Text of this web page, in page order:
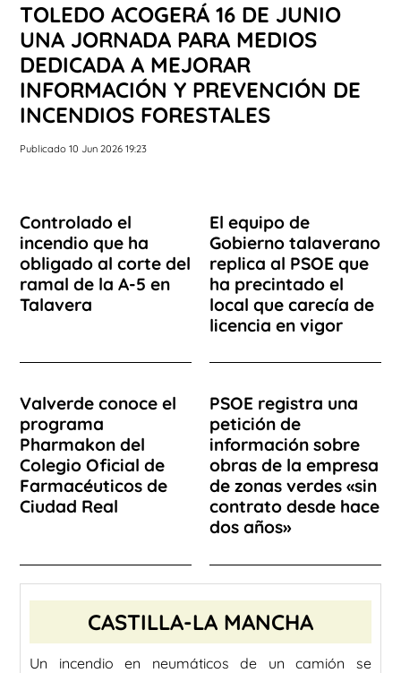
TOLEDO ACOGERÁ 16 DE JUNIO
UNA JORNADA PARA MEDIOS
DEDICADA A MEJORAR
INFORMACIÓN Y PREVENCIÓN DE
INCENDIOS FORESTALES
Publicado 10 Jun 2026 19:23
Controlado el
incendio que ha
obligado al corte del
ramal de la A-5 en
Talavera
El equipo de
Gobierno talaverano
replica al PSOE que
ha precintado el
local que carecía de
licencia en vigor
Valverde conoce el
programa
Pharmakon del
Colegio Oficial de
Farmacéuticos de
Ciudad Real
PSOE registra una
petición de
información sobre
obras de la empresa
de zonas verdes «sin
contrato desde hace
dos años»
CASTILLA-LA MANCHA
Un incendio en neumáticos de un camión se